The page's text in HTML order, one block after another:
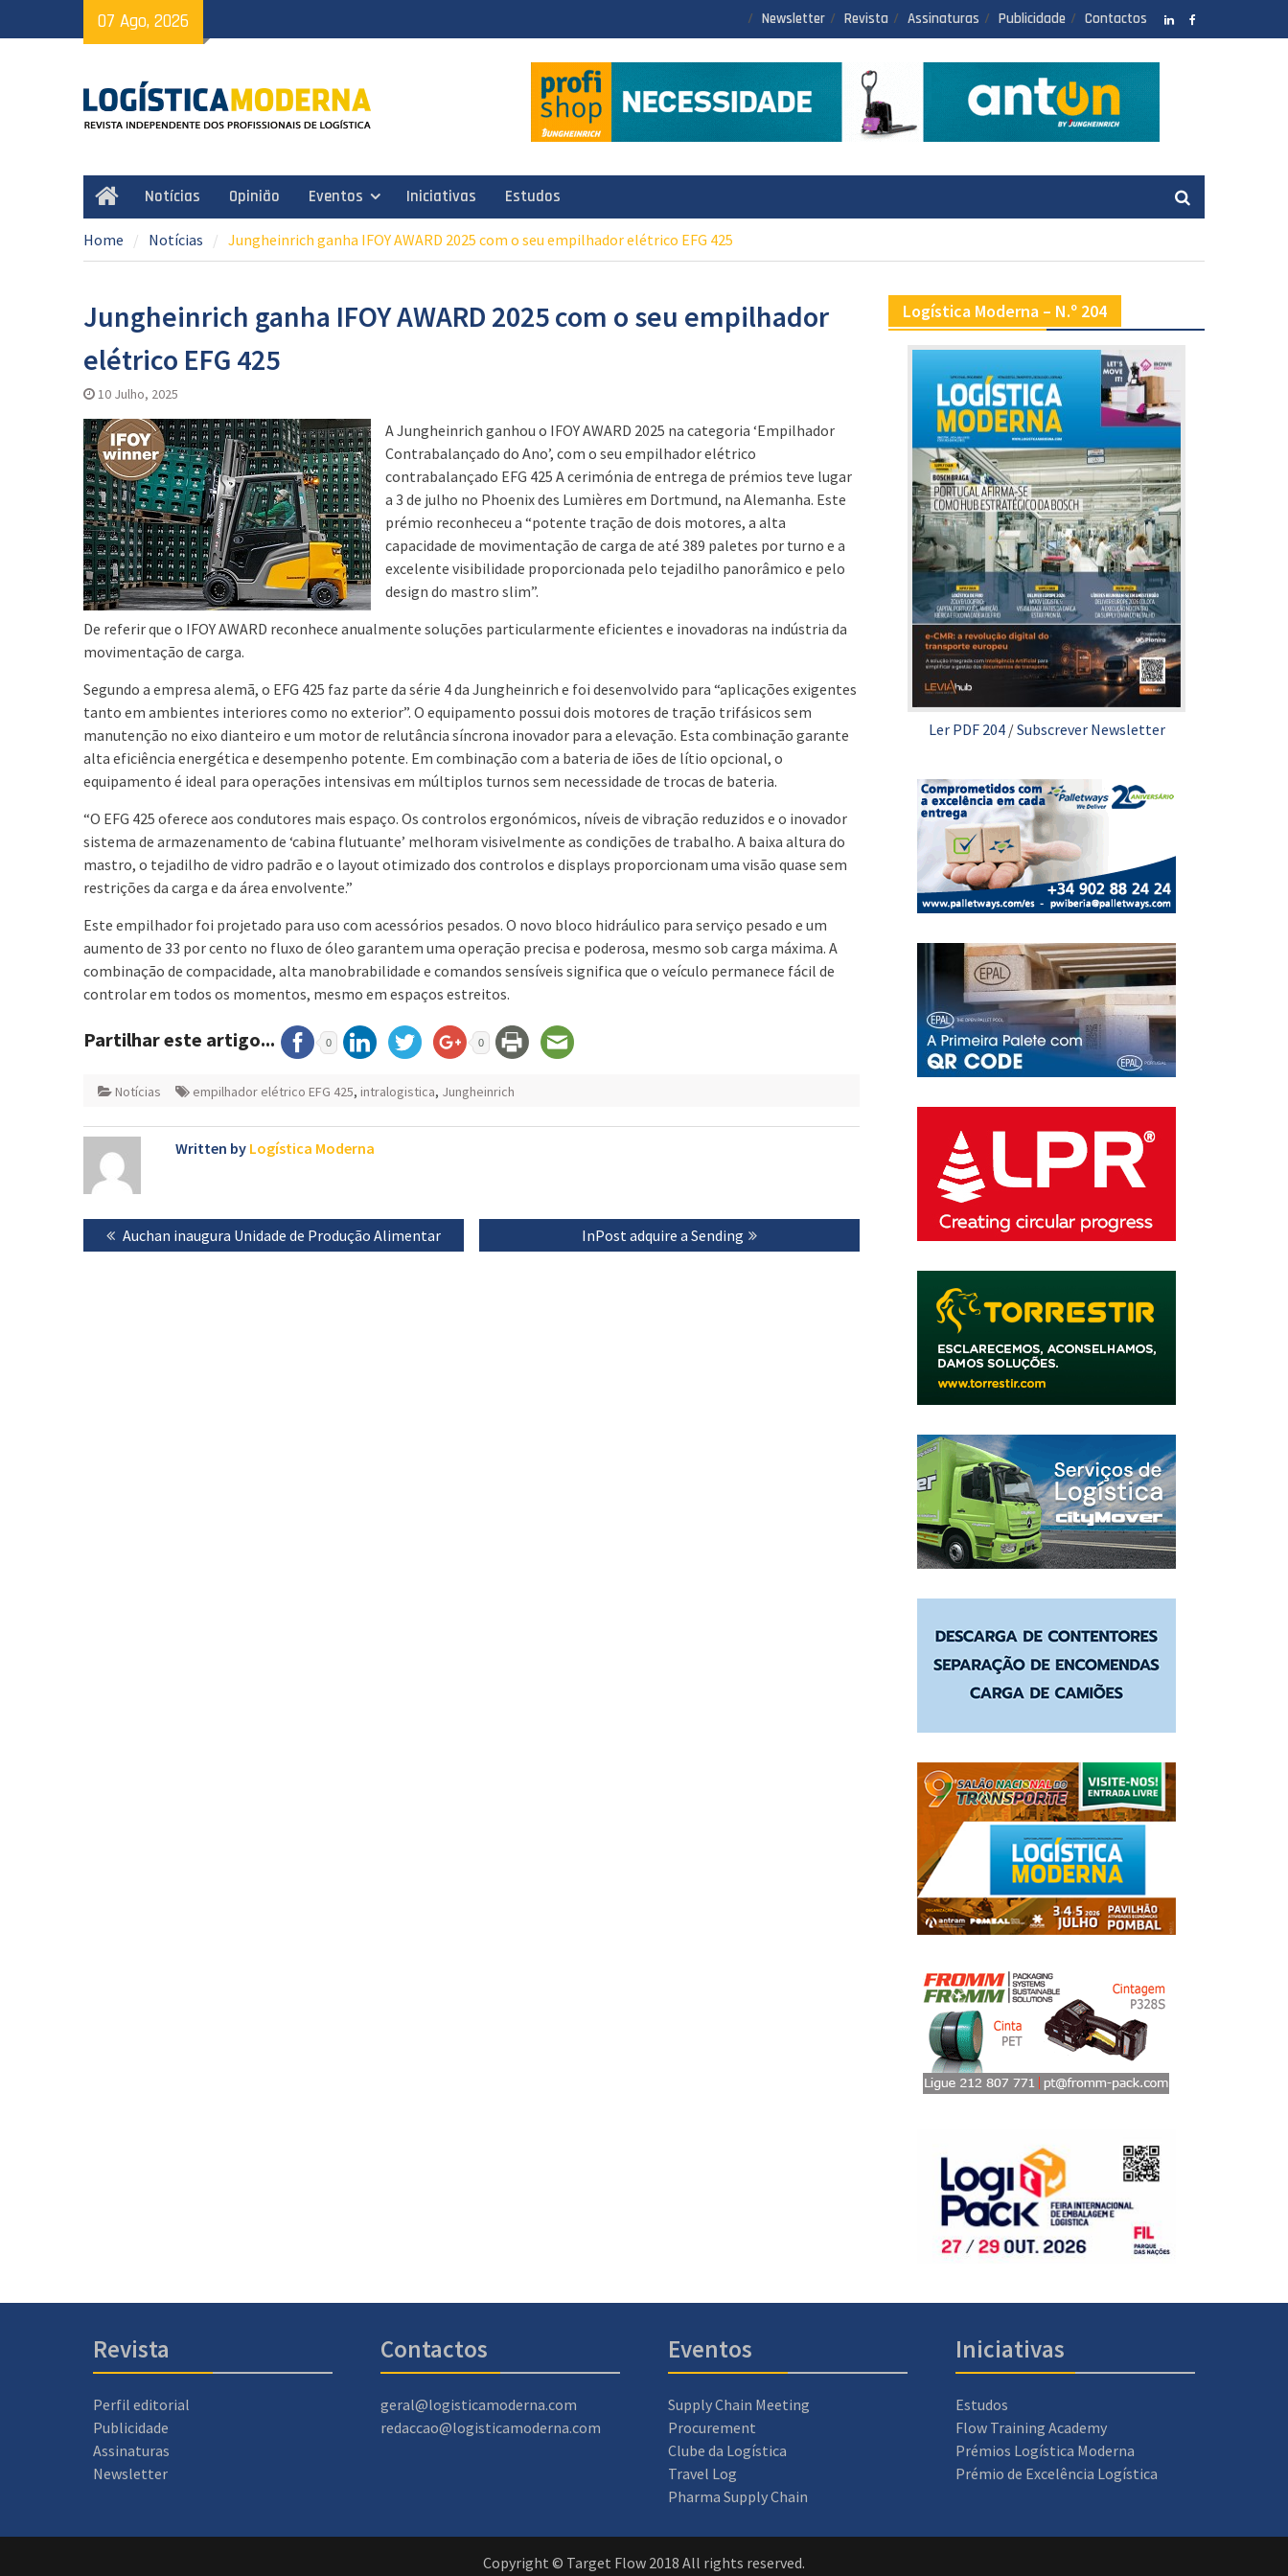
to
07 Ago, 2026 Newsletter Revista Assinaturas Publicidade Contactos
HomeNotícias Opinião Eventos Iniciativas Estudos
Home Notícias Jungheinrich ganha IFOY AWARD 2025 com o seu empilhador elétrico EFG 425
Jungheinrich ganha IFOY AWARD 2025 com o seu empilhador
elétrico EFG 425
10 Julho, 2025
A Jungheinrich ganhou o IFOY AWARD 2025 na categoria ‘Empilhador
Contrabalançado do Ano’, com o seu empilhador elétrico
contrabalançado EFG 425 A cerimónia de entrega de prémios teve lugar
a 3 de julho no Phoenix des Lumières em Dortmund, na Alemanha. Este
prémio reconheceu a “potente tração de dois motores, a alta
capacidade de movimentação de carga de até 389 paletes por turno e a
excelente visibilidade proporcionada pelo tejadilho panorâmico e pelo
design do mastro slim”.
De referir que o IFOY AWARD reconhece anualmente soluções particularmente eficientes e inovadoras na indústria da
movimentação de carga.
Segundo a empresa alemã, o EFG 425 faz parte da série 4 da Jungheinrich e foi desenvolvido para “aplicações exigentes
tanto em ambientes interiores como no exterior”. O equipamento possui dois motores de tração trifásicos sem
manutenção no eixo dianteiro e um motor de relutância síncrona inovador para a elevação. Esta combinação garante
alta eficiência energética e desempenho potente. Em combinação com a bateria de iões de lítio opcional, o
equipamento é ideal para operações intensivas em múltiplos turnos sem necessidade de trocas de bateria.
“O EFG 425 oferece aos condutores mais espaço. Os controlos ergonómicos, níveis de vibração reduzidos e o inovador
sistema de armazenamento de ‘cabina flutuante’ melhoram visivelmente as condições de trabalho. A baixa altura do
mastro, o tejadilho de vidro padrão e o layout otimizado dos controlos e displays proporcionam uma visão quase sem
restrições da carga e da área envolvente.”
Este empilhador foi projetado para uso com acessórios pesados. O novo bloco hidráulico para serviço pesado e um
aumento de 33 por cento no fluxo de óleo garantem uma operação precisa e poderosa, mesmo sob carga máxima. A
combinação de compacidade, alta manobrabilidade e comandos sensíveis significa que o veículo permanece fácil de
controlar em todos os momentos, mesmo em espaços estreitos.
Partilhar este artigo... 0 0
Notícias empilhador elétrico EFG 425, intralogistica, Jungheinrich
Written by Logística Moderna
Navegação
de
Previous
post:
Auchan inaugura Unidade de Produção Alimentar
Next
post:
InPost adquire a Sending
Logística Moderna – N.º 204
Ler PDF 204/Subscrever Newsletter
Revista
Perfil editorial
Publicidade
Assinaturas
Newsletter
Contactos
geral@logisticamoderna.com
redaccao@logisticamoderna.com
Eventos
Supply Chain Meeting
Procurement
Clube da Logística
Travel Log
Pharma Supply Chain
Iniciativas
Estudos
Flow Training Academy
Prémios Logística Moderna
Prémio de Excelência Logística
Copyright © Target Flow 2018 All rights reserved.